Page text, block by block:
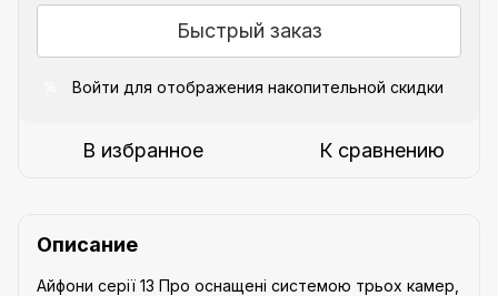
Быстрый заказ
Войти для отображения накопительной скидки
В избранное К сравнению
Описание
Айфони серії 13 Про оснащені системою трьох камер,